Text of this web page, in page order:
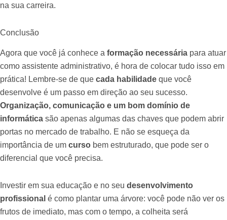
na sua carreira.
Conclusão
Agora que você já conhece a formação necessária para atuar
como assistente administrativo, é hora de colocar tudo isso em
prática! Lembre-se de que cada habilidade que você
desenvolve é um passo em direção ao seu sucesso.
Organização, comunicação e um bom domínio de
informática são apenas algumas das chaves que podem abrir
portas no mercado de trabalho. E não se esqueça da
importância de um curso bem estruturado, que pode ser o
diferencial que você precisa.
Investir em sua educação e no seu desenvolvimento
profissional é como plantar uma árvore: você pode não ver os
frutos de imediato, mas com o tempo, a colheita será